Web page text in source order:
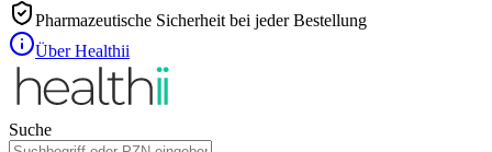
Pharmazeutische Sicherheit bei jeder Bestellung
Über Healthii
Suche